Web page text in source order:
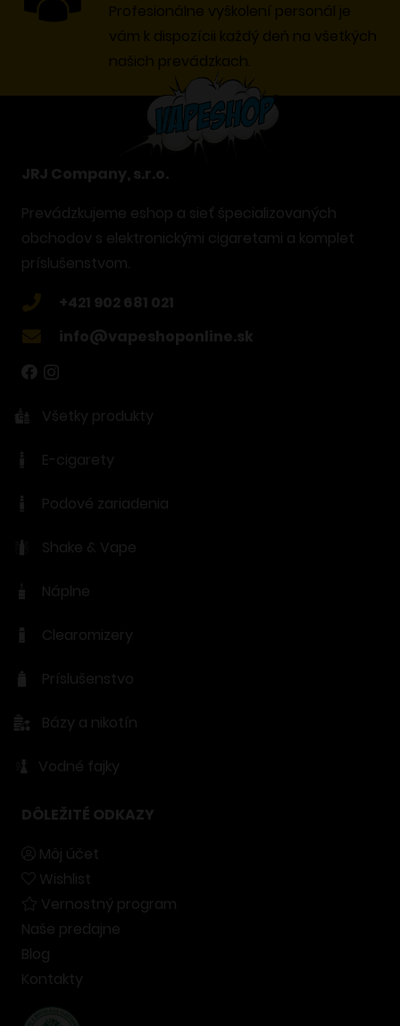
Profesionálne vyškolení personál je
vám k dispozícii každý deň na všetkých
našich prevádzkach.
JRJ Company, s.r.o.
Prevádzkujeme eshop a sieť špecializovaných
obchodov s elektronickými cigaretami a komplet
príslušenstvom.
+421 902 681 021
info@vapeshoponline.sk
Všetky produkty
E-cigarety
Podové zariadenia
Shake & Vape
Náplne
Clearomizery
Príslušenstvo
Bázy a nikotín
Vodné fajky
DÔLEŽITÉ ODKAZY
Môj účet
Wishlist
Vernostný program
Naše predajne
Blog
Kontakty